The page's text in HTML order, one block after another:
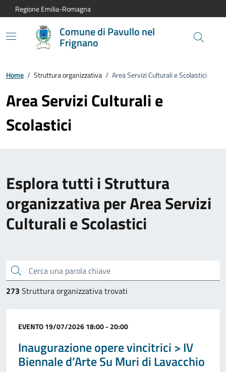
Vai al contenuto principale
Vai alla navigazione del sito
Vai al piede di pagina
Regione Emilia-Romagna
Comune di Pavullo nel
Frignano
Home / Struttura organizzativa / Area Servizi Culturali e Scolastici
Area Servizi Culturali e
Scolastici
Esplora tutti i Struttura
organizzativa per Area Servizi
Culturali e Scolastici
Cerca una parola chiave
273 Struttura organizzativa trovati
Categoria:
EVENTO19/07/2026 18:00 - 20:00
Inaugurazione opere vincitrici > IV
Biennale d’Arte Su Muri di Lavacchio